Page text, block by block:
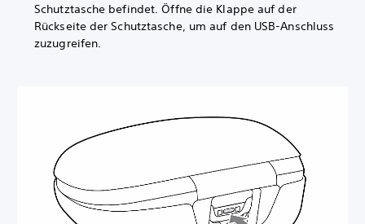
Schutztasche befindet. Öffne die Klappe auf der
Rückseite der Schutztasche, um auf den USB-Anschluss
zuzugreifen.